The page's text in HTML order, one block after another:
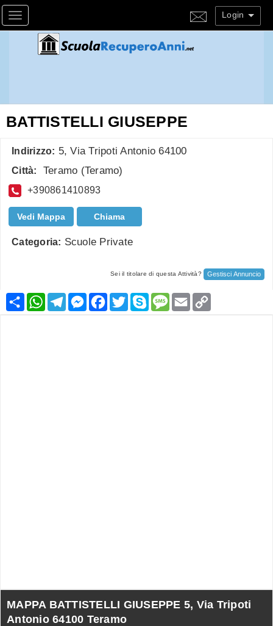
Toggle navigation Login
BATTISTELLI GIUSEPPE
Indirizzo: 5, Via Tripoti Antonio 64100
Città: Teramo (Teramo)
+390861410893
Vedi Mappa Chiama
Categoria: Scuole Private
Sei il titolare di questa Attività? Gestisci Annuncio
CondividiWhatsApp
TelegramMessenger
Facebook
TwitterSkypeMessage
Email
MAPPA BATTISTELLI GIUSEPPE 5, Via Tripoti
Antonio 64100 Teramo